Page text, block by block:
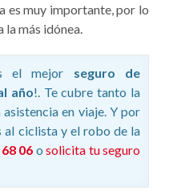
es muy importante, por lo
la más idónea.
el mejor seguro de
año!. Te cubre tanto la
en viaje. Y por
al ciclista y el robo de la
06 o solicita tu seguro